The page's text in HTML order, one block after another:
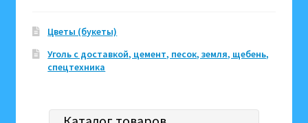
Цветы (букеты)
Уголь с доставкой, цемент, песок, земля, щебень,
спецтехника